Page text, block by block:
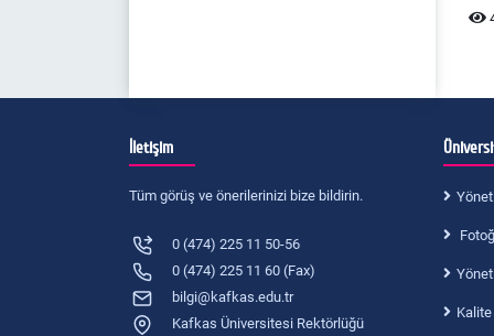
İletişim
Tüm görüş ve önerilerinizi bize bildirin.
0 (474) 225 11 50-56
0 (474) 225 11 60 (Fax)
bilgi@kafkas.edu.tr
Kafkas Üniversitesi Rektörlüğü